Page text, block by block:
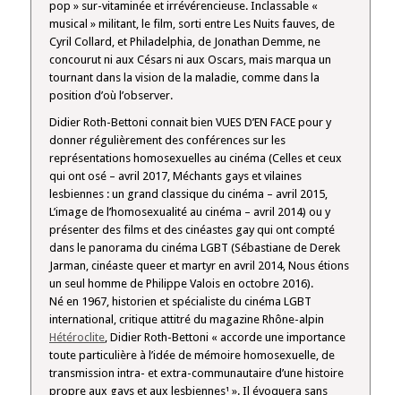
pop » sur-vitaminée et irrévérencieuse. Inclassable «
musical » militant, le film, sorti entre Les Nuits fauves, de
Cyril Collard, et Philadelphia, de Jonathan Demme, ne
concourut ni aux Césars ni aux Oscars, mais marqua un
tournant dans la vision de la maladie, comme dans la
position d’où l’observer.
Didier Roth-Bettoni connait bien VUES D’EN FACE pour y
donner régulièrement des conférences sur les
représentations homosexuelles au cinéma (Celles et ceux
qui ont osé – avril 2017, Méchants gays et vilaines
lesbiennes : un grand classique du cinéma – avril 2015,
L’image de l’homosexualité au cinéma – avril 2014) ou y
présenter des films et des cinéastes gay qui ont compté
dans le panorama du cinéma LGBT (Sébastiane de Derek
Jarman, cinéaste queer et martyr en avril 2014, Nous étions
un seul homme de Philippe Valois en octobre 2016).
Né en 1967, historien et spécialiste du cinéma LGBT
international, critique attitré du magazine Rhône-alpin
Hétéroclite, Didier Roth-Bettoni « accorde une importance
toute particulière à l’idée de mémoire homosexuelle, de
transmission intra- et extra-communautaire d’une histoire
propre aux gays et aux lesbiennes¹ ». Il évoquera sans